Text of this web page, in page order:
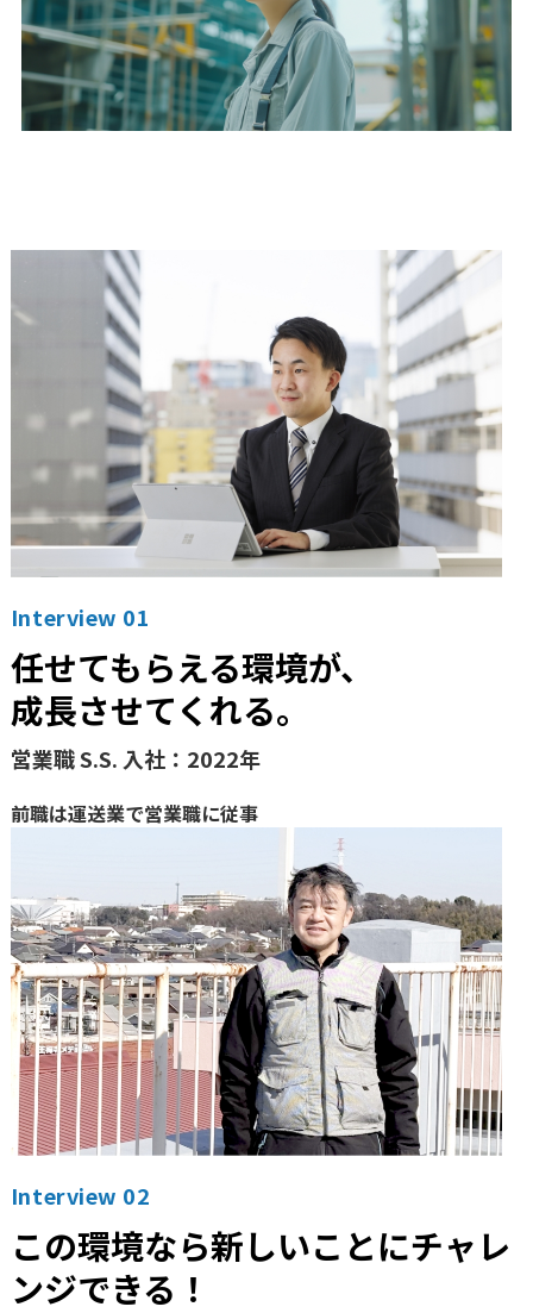
Interview 01
任せてもらえる環境が、
成長させてくれる。
営業職 S.S. 入社：2022年
前職は運送業で営業職に従事
Interview 02
この環境なら新しいことにチャレ
ンジできる！